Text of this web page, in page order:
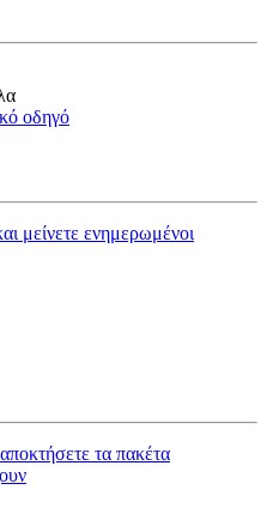
οδηγό
μείνετε ενημερωμένοι
τα πακέτα